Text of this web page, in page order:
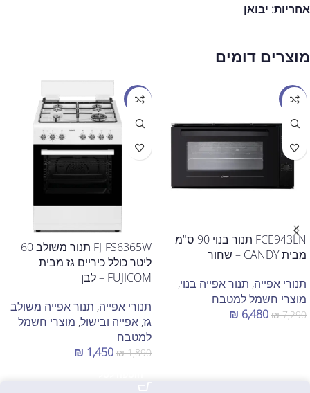
אחריות: יבואן
מוצרים דומים
מבצע
FCE943LN תנור בנוי 90 ס"מ
מבית CANDY – שחור
תנורי אפייה, תנור אפייה בנוי,
מוצרי חשמל למטבח
₪7,290
₪ 6,480
מבצע
FJ-FS6365W תנור משולב 60
ליטר כולל כיריים גז מבית
FUJICOM – לבן
תנורי אפייה, תנור אפייה משולב
גז, אפייה ובישול, מוצרי חשמל
למטבח
₪1,890
₪ 1,450